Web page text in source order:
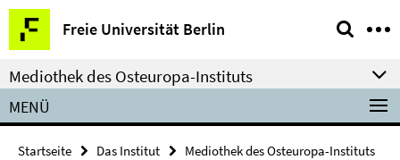
Springe
direkt
zu
Inhalt
Freie Universität Berlin
Service-
Navigation
Mediothek des Osteuropa-Instituts
MENÜ
Startseite Das Institut
Mediothek des Osteuropa-Instituts